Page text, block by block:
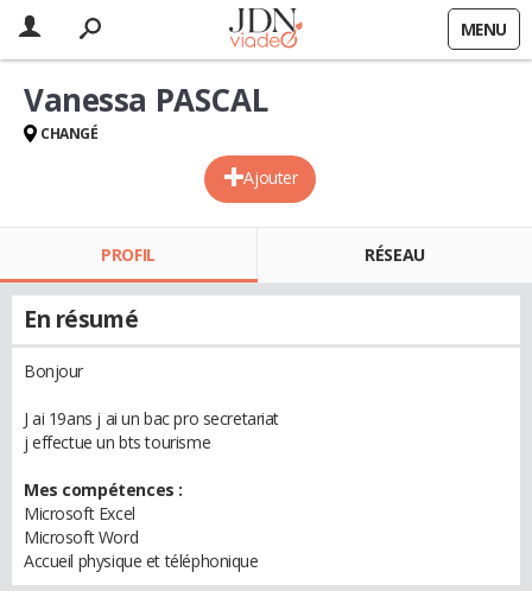
MENU
Ajouter
Vanessa PASCAL
CHANGÉ
PROFIL RÉSEAU
En résumé
Bonjour
J ai 19ans j ai un bac pro secretariat
j effectue un bts tourisme
Mes compétences :
Microsoft Excel
Microsoft Word
Accueil physique et téléphonique